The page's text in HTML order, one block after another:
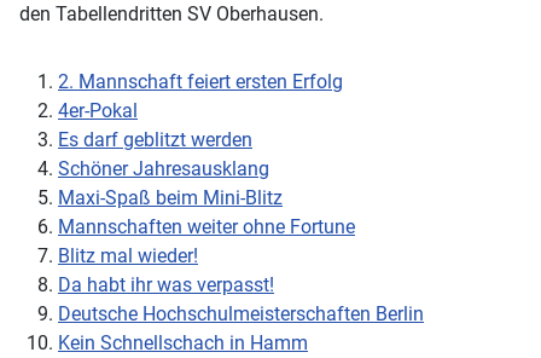
den Tabellendritten SV Oberhausen.
2. Mannschaft feiert ersten Erfolg
4er-Pokal
Es darf geblitzt werden
Schöner Jahresausklang
Maxi-Spaß beim Mini-Blitz
Mannschaften weiter ohne Fortune
Blitz mal wieder!
Da habt ihr was verpasst!
Deutsche Hochschulmeisterschaften Berlin
Kein Schnellschach in Hamm